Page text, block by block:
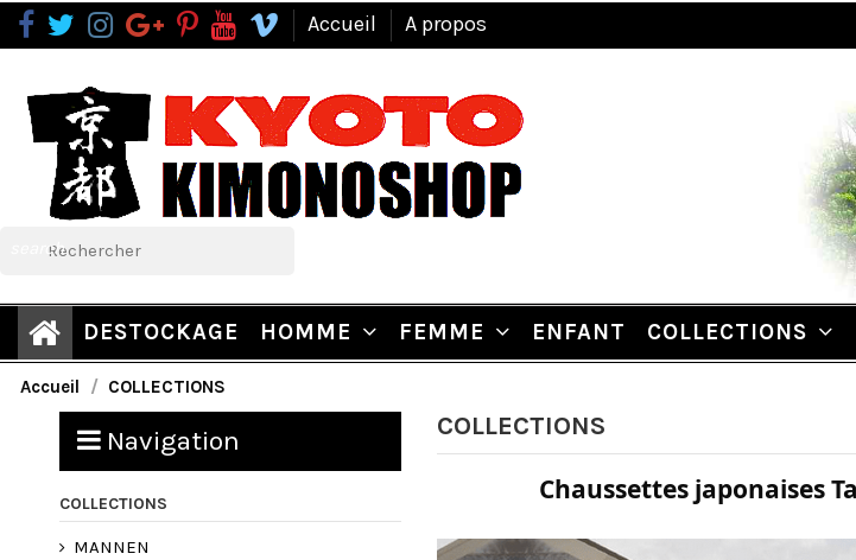
Accueil A propos
search
DESTOCKAGE HOMME FEMME ENFANT COLLECTIONS
Accueil COLLECTIONS
COLLECTIONS
Chaussettes japonaises
Navigation
COLLECTIONS
MANNEN